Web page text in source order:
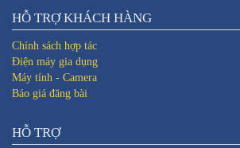
HỖ TRỢ KHÁCH HÀNG
Chính sách hợp tác
Điện máy gia dụng
Máy tính - Camera
Báo giá đăng bài
HỖ TRỢ